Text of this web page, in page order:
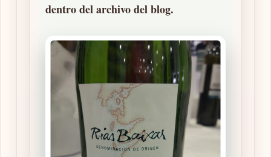
dentro del archivo del blog.